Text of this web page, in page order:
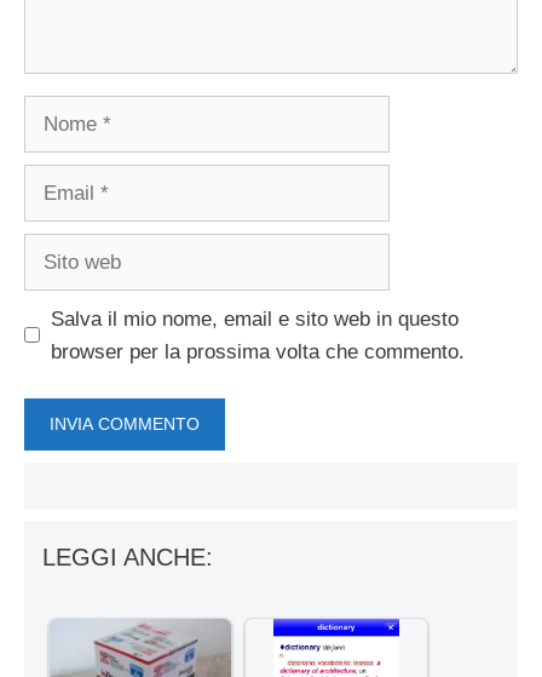
Nome
Email
Sito
Salva il mio nome, email e sito web in questo
browser per la prossima volta che commento.
LEGGI ANCHE: